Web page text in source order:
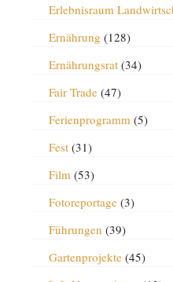
Erlebnisraum
Ernährung (128)
Ernährungsrat(34)
Fair Trade(47)
Ferienprogramm (5)
Fest(31)
Film (53)
Fotoreportage(3)
Führungen (39)
Gartenprojekte(45)